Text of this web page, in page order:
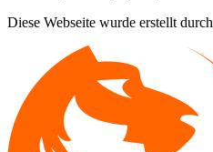
Diese Webseite wurde erstellt durch